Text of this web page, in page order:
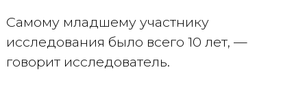
Самому младшему участнику
исследования было всего 10 лет, —
говорит исследователь.